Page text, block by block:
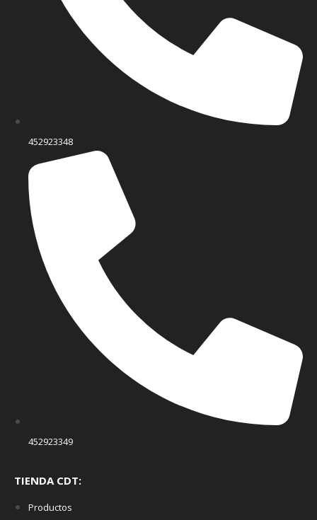
452923348
452923349
TIENDA CDT:
Productos